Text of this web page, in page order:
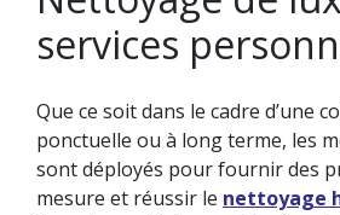
services
Que ce soit dans le cadre d’une
ponctuelle ou à long terme, les
sont déployés pour fournir des
mesure et réussir le nettoyage